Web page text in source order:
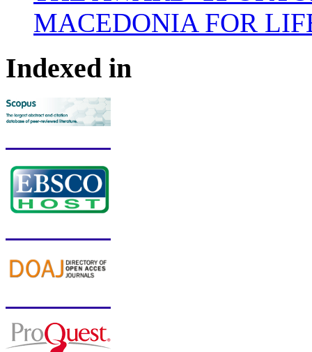
MACEDONIA FOR
Indexed in